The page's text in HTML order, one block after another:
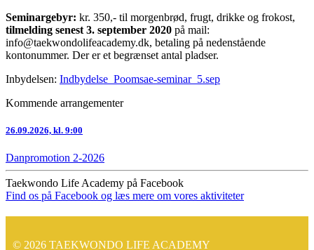
Seminargebyr: kr. 350,- til morgenbrød, frugt, drikke og frokost,
tilmelding senest 3. september 2020 på mail:
info@taekwondolifeacademy.dk, betaling på nedenstående
kontonummer. Der er et begrænset antal pladser.
Inbydelsen: Indbydelse_Poomsae-seminar_5.sep
Kommende arrangementer
26.09.2026, kl. 9:00
Danpromotion 2-2026
Taekwondo Life Academy på Facebook
Find os på Facebook og læs mere om vores aktiviteter
© 2026 TAEKWONDO LIFE ACADEMY